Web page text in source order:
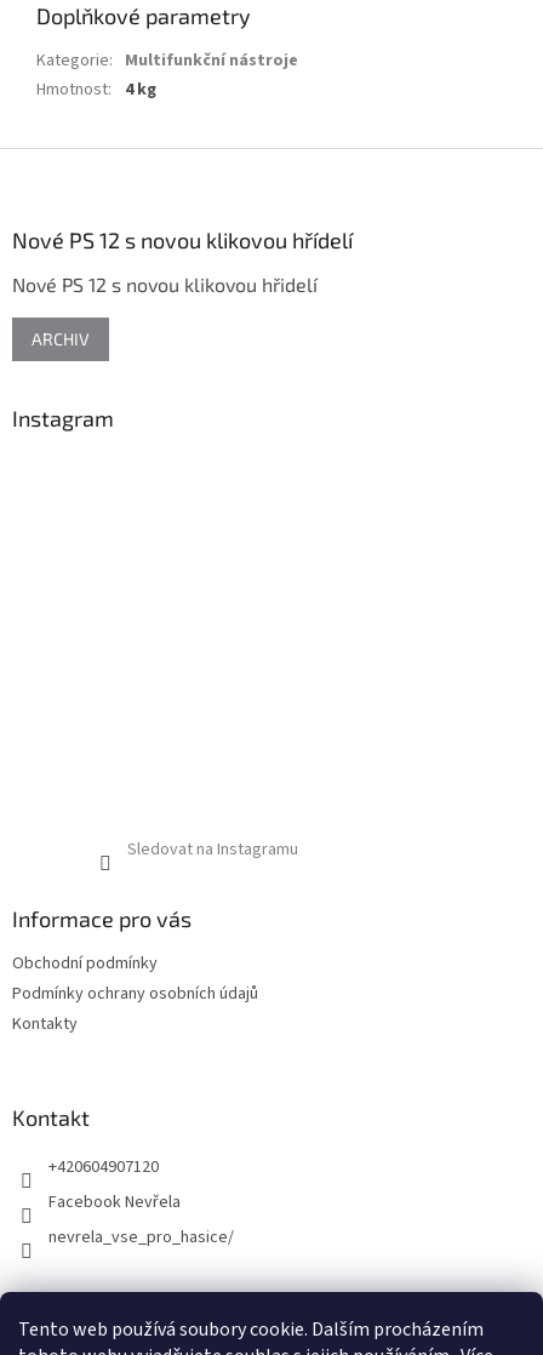
Tento web používá soubory cookie. Dalším procházením
Doplňkové parametry
Kategorie: Multifunkční nástroje
Hmotnost: 4 kg
Nové PS 12 s novou klikovou hřídelí
Nové PS 12 s novou klikovou hřidelí
ARCHIV
Instagram
Sledovat na Instagramu
Informace pro vás
Obchodní podmínky
Podmínky ochrany osobních údajů
Kontakty
Kontakt
+420604907120
Facebook Nevřela
nevrela_vse_pro_hasice/